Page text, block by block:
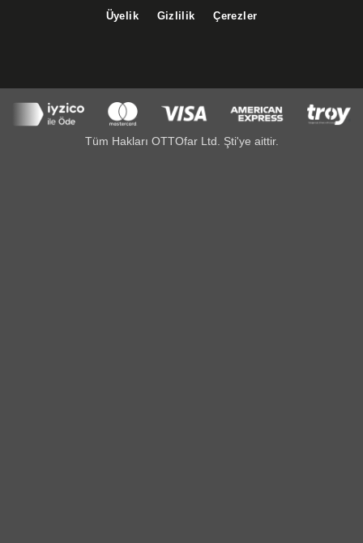
Üyelik Gizlilik Çerezler
Tüm Hakları OTTOfar Ltd. Şti'ye aittir.